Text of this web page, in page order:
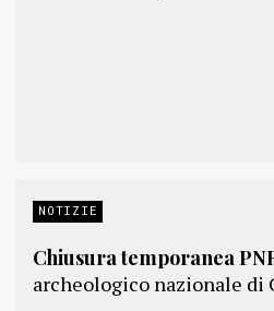
NOTIZIE
Chiusura temporanea
archeologico nazionale di